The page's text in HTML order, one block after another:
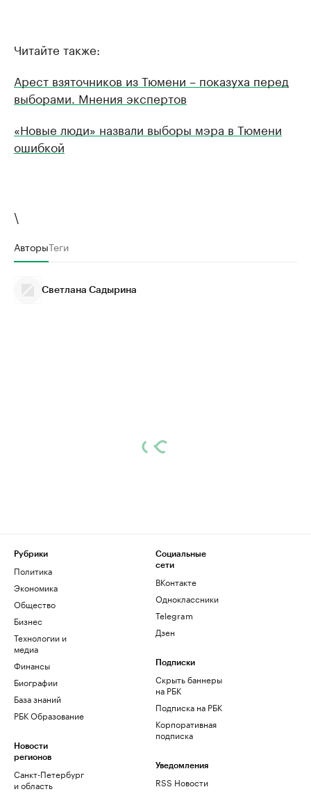
Читайте также:
Арест взяточников из Тюмени – показуха перед
выборами. Мнения экспертов
«Новые люди» назвали выборы мэра в Тюмени
ошибкой
\
АвторыТеги
Светлана Садырина
Рубрики
Политика
Экономика
Общество
Бизнес
Технологии и
медиа
Финансы
Биографии
База знаний
РБК Образование
Новости
регионов
Санкт-Петербург
и область
Социальные
сети
ВКонтакте
Одноклассники
Telegram
Дзен
Подписки
Скрыть баннеры
на РБК
Подписка на РБК
Корпоративная
подписка
Уведомления
RSS Новости